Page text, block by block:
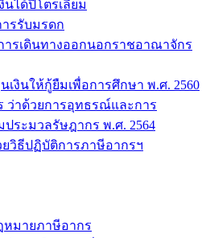
ได้ปิโตรเลียม
รรับมรดก
รเดินทางออกนอกราชอาณาจักร
งินให้กู้ยืมเพื่อการศึกษา พ.ศ. 2560
ว่าด้วยการอุทธรณ์และการ
ระมวลรัษฎากร พ.ศ. 2564
วิธีปฏิบัติการภาษีอากรฯ
มายภาษีอากร